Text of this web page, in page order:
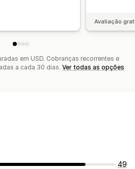
Avaliação
em USD. Cobranças recorrentes e
a cada 30 dias. Ver todas as opções
49